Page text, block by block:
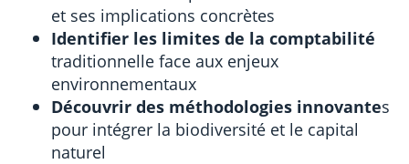
et ses implications concrètes
Identifier les limites de la comptabilité
traditionnelle face aux enjeux
environnementaux
Découvrir des méthodologies innovantes
pour intégrer la biodiversité et le capital
naturel